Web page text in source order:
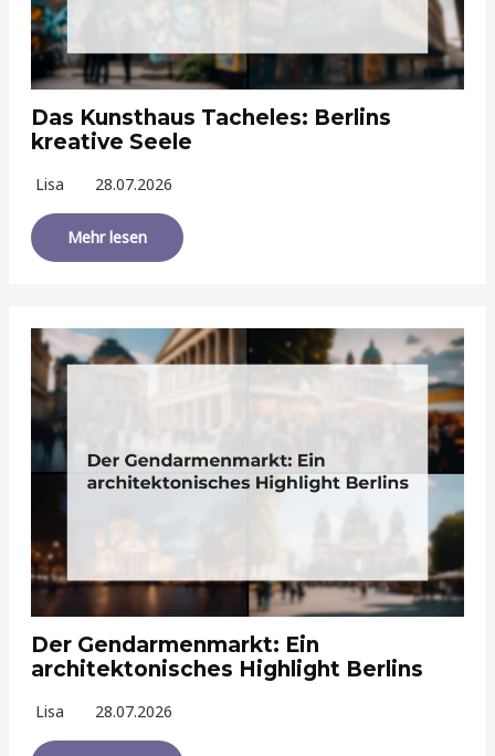
Das Kunsthaus Tacheles: Berlins
kreative Seele
Lisa 28.07.2026
Mehr lesen
Der Gendarmenmarkt: Ein
architektonisches Highlight Berlins
Lisa 28.07.2026